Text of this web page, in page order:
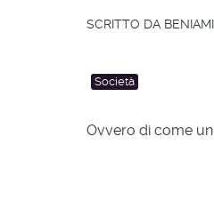
SCRITTO DA
Società
Ovvero di come